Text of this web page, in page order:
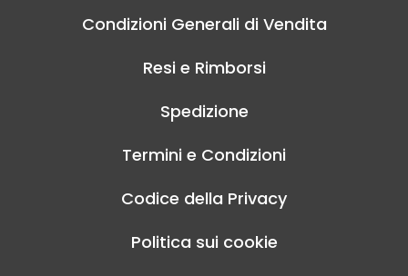
Condizioni Generali di Vendita
Resi e Rimborsi
Spedizione
Termini e Condizioni
Codice della Privacy
Politica sui cookie